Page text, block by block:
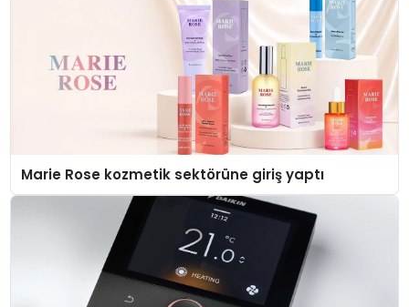
Marie Rose kozmetik sektörüne giriş yaptı